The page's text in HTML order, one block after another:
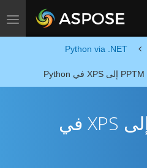
Toggle navigation
Python via .NET
تحويل PPTM إلى XPS في